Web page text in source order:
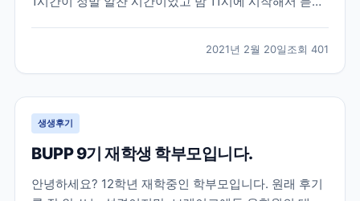
가지지 않았다가 미리 준비를 못해 나중에 후회를 했을
뻔한 엄청 중요한 이야기들을 해주셨고 그 이야기들도
딱...
2021년 2월 20일조회 401
생생후기
BUPP 9기 재학생 학부모입니다.
안녕하세요? 12학년 재학중인 학부모입니다. 원래 후기